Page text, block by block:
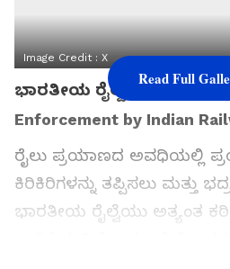
Image Credit : X
ಭಾರತೀಯ ರೈಲ್ವೆಯಿಂದ ಕಠಿಣ
Enforcement by Indian
ರೈಲು ಪ್ರಯಾಣದ ಅವಧಿಯಲ್ಲಿ
ಕಿರಿಕಿರಿಗಳನ್ನು ತಪ್ಪಿಸಲು ಮತ್ತು
ಭಾರತೀಯ ರೈಲ್ವೆಯು ಅತ್ಯಂತ
Read Full